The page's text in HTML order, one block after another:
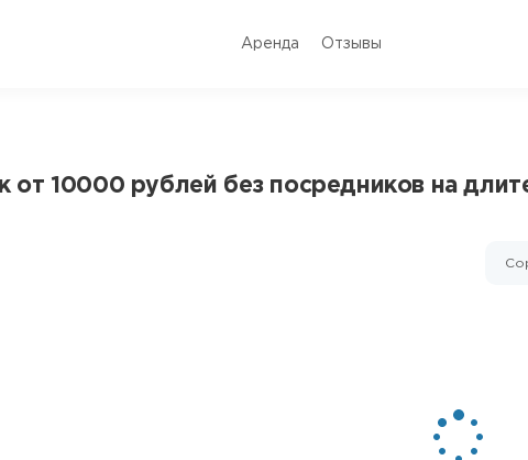
Аренда Отзывы
от 10000 рублей без посредников на